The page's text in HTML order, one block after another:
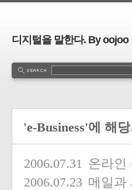
디지털을 말한다. By oojoo
'e-Business'에 해
2006.07.31 온라인
2006.07.23 메일과